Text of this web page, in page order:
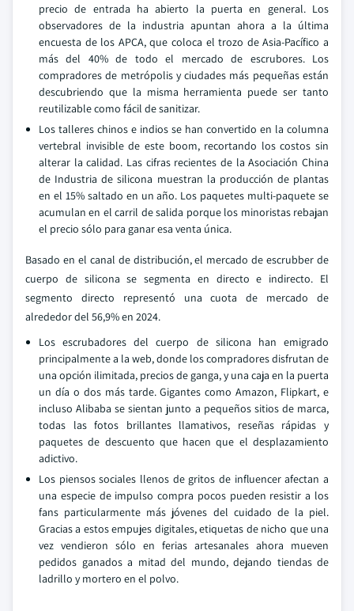
precio de entrada ha abierto la puerta en general. Los
observadores de la industria apuntan ahora a la última
encuesta de los APCA, que coloca el trozo de Asia-Pacífico a
más del 40% de todo el mercado de escrubores. Los
compradores de metrópolis y ciudades más pequeñas están
descubriendo que la misma herramienta puede ser tanto
reutilizable como fácil de sanitizar.
Los talleres chinos e indios se han convertido en la columna
vertebral invisible de este boom, recortando los costos sin
alterar la calidad. Las cifras recientes de la Asociación China
de Industria de silicona muestran la producción de plantas
en el 15% saltado en un año. Los paquetes multi-paquete se
acumulan en el carril de salida porque los minoristas rebajan
el precio sólo para ganar esa venta única.
Basado en el canal de distribución, el mercado de escrubber de
cuerpo de silicona se segmenta en directo e indirecto. El
segmento directo representó una cuota de mercado de
alrededor del 56,9% en 2024.
Los escrubadores del cuerpo de silicona han emigrado
principalmente a la web, donde los compradores disfrutan de
una opción ilimitada, precios de ganga, y una caja en la puerta
un día o dos más tarde. Gigantes como Amazon, Flipkart, e
incluso Alibaba se sientan junto a pequeños sitios de marca,
todas las fotos brillantes llamativos, reseñas rápidas y
paquetes de descuento que hacen que el desplazamiento
adictivo.
Los piensos sociales llenos de gritos de influencer afectan a
una especie de impulso compra pocos pueden resistir a los
fans particularmente más jóvenes del cuidado de la piel.
Gracias a estos empujes digitales, etiquetas de nicho que una
vez vendieron sólo en ferias artesanales ahora mueven
pedidos ganados a mitad del mundo, dejando tiendas de
ladrillo y mortero en el polvo.